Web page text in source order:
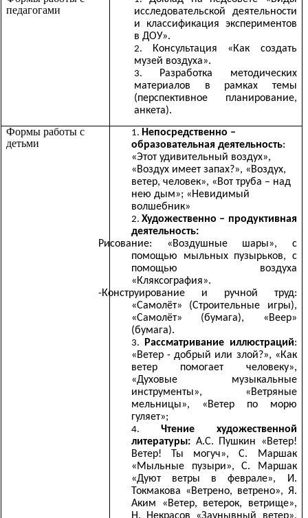
педагогами
исследовательской деятельности
и классификация экспериментов
в ДОУ».
Консультация «Как создать
музей воздуха».
Разработка методических
материалов в рамках темы
(перспективное планирование,
анкета).
Формы работы с
детьми
Непосредственно –
образовательная деятельность:
«Этот удивительный воздух»,
«Воздух имеет запах?», «Воздух,
ветер, человек», «Вот труба – над
нею дым»; «Невидимый
волшебник»
Художественно – продуктивная
деятельность:
Рисование: «Воздушные шары», с
помощью мыльных пузырьков, с
помощью воздуха
«Кляксография».
-Конструирование и ручной труд:
«Самолёт» (Строительные игры),
«Самолёт» (бумага), «Веер»
(бумага).
Рассматривание иллюстраций:
«Ветер - добрый или злой?», «Как
ветер помогает человеку»,
«Духовые музыкальные
инструменты», «Ветряные
мельницы», «Ветер по морю
гуляет»;
Чтение художественной
литературы: А.С. Пушкин «Ветер!
Ветер! Ты могуч», С. Маршак
«Мыльные пузыри», С. Маршак
«Дуют ветры в феврале», И.
Токмакова «Ветрено, ветрено», Я.
Аким «Ветер, ветерок, ветрище»,